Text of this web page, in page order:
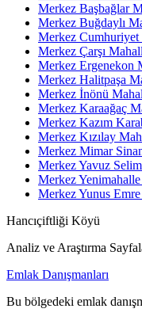
Merkez Başbağlar
Merkez Buğdaylı
Merkez
Merkez Çarşı
Merkez Ergenekon
Merkez Halitpaşa
Merkez İnönü
Merkez Karaağaç
Merkez Kazım
Merkez Kızılay
Merkez Mimar
Merkez Yavuz
Merkez
Merkez Yunus
Hancıçiftliği Köyü
Analiz ve Araştırma
Emlak Danışmanları
Bu bölgedeki emlak